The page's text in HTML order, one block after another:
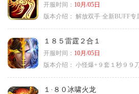
开服时间： 10月/05日
版本介绍： 解放双手·全新BUFF专属·
１８５雷霆２合１
开服时间： 10月/05日
版本介绍： 小怪爆+９套１秒９９
１·８０冰啸火龙